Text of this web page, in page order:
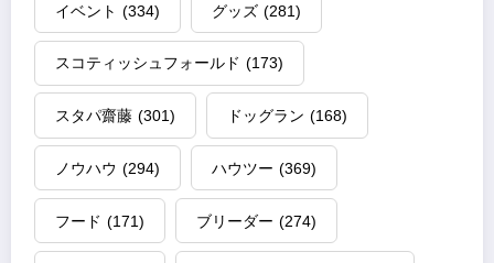
イベント (334) グッズ (281)
スコティッシュフォールド (173)
スタパ齋藤 (301) ドッグラン (168)
ノウハウ (294) ハウツー (369)
フード (171) ブリーダー (274)